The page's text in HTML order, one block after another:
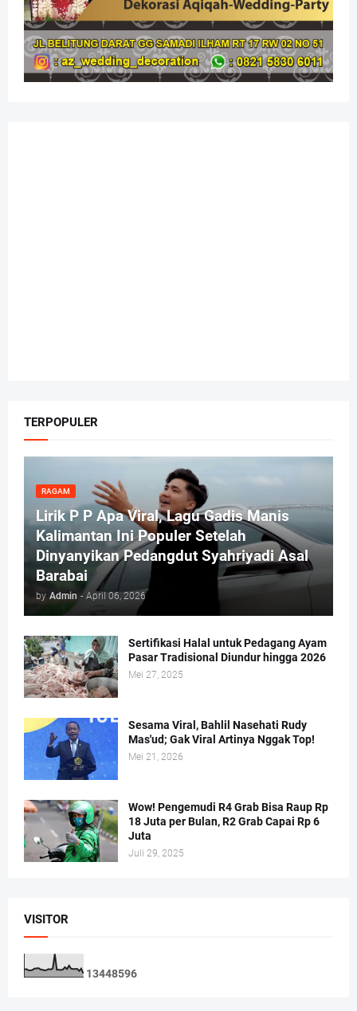
TERPOPULER
RAGAM
Lirik P P Apa Viral, Lagu Gadis Manis
Kalimantan Ini Populer Setelah
Dinyanyikan Pedangdut Syahriyadi Asal
Barabai
by Admin - April 06, 2026
Sertifikasi Halal untuk Pedagang Ayam
Pasar Tradisional Diundur hingga 2026
Mei 27, 2025
Sesama Viral, Bahlil Nasehati Rudy
Mas'ud; Gak Viral Artinya Nggak Top!
Mei 21, 2026
Wow! Pengemudi R4 Grab Bisa Raup Rp
18 Juta per Bulan, R2 Grab Capai Rp 6
Juta
Juli 29, 2025
VISITOR
13448596